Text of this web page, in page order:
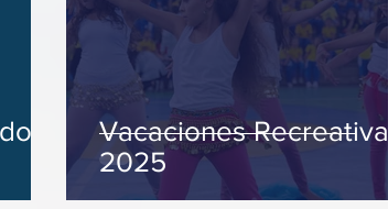
Vacaciones Recreativas
2025